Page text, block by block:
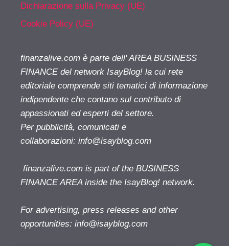
Dichiarazione sulla Privacy (UE)
Cookie Policy (UE)
finanzalive.com è parte dell' AREA BUSINESS
FINANCE del network IsayBlog! la cui rete
editoriale comprende siti tematici di informazione
indipendente che contano sul contributo di
appassionati ed esperti del settore.
Per pubblicità, comunicati e
collaborazioni: info@isayblog.com
finanzalive.com is part of the BUSINESS
FINANCE AREA inside the IsayBlog! network.
For advertising, press releases and other
opportunities: info@isayblog.com